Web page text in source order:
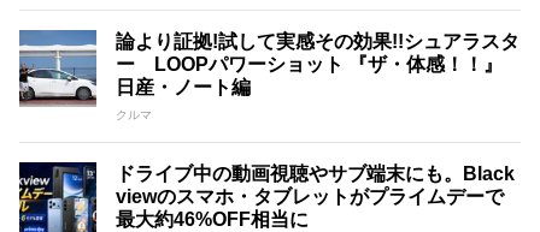
論より証拠!試して実感その効果!!シュアラスタ
ー LOOPパワーショット 『ザ・体感！！』
日産・ノート編
クルマ
ドライブ中の動画視聴やサブ端末にも。Black
viewのスマホ・タブレットがプライムデーで
最大約46%OFF相当に